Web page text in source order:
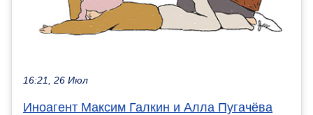
16:21, 26 Июл
Иноагент Максим Галкин и Алла Пугачёва